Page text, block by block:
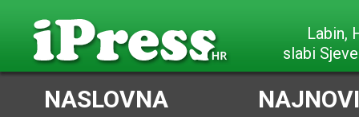
vrlo slab
NASLOVNA